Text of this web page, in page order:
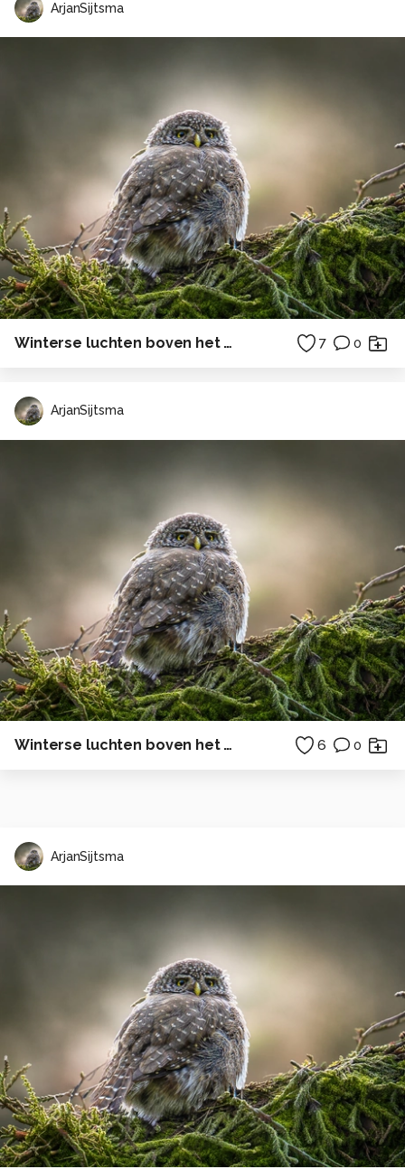
ArjanSijtsma
Winterse luchten boven het Wad VI 7 0
ArjanSijtsma
Winterse luchten boven het Wad V 6 0
ArjanSijtsma